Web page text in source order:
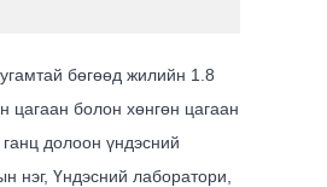
бөгөөд жилийн 1.8
цагаан болон хөнгөн цагаан
долоон үндэсний
нэг, Үндэсний лаборатори,